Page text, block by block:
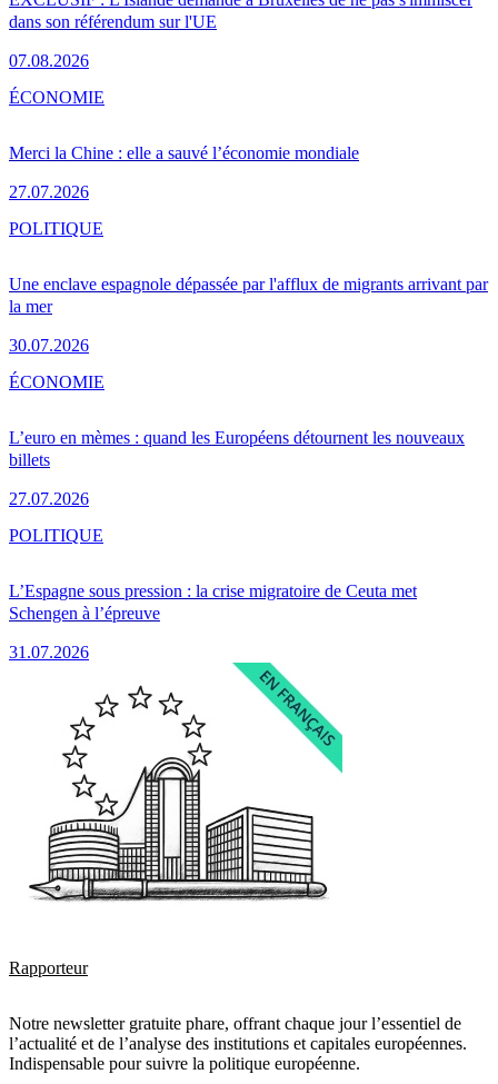
dans son référendum sur l'UE
07.08.2026
Merci la Chine : elle a sauvé l’économie mondiale
27.07.2026
ÉCONOMIE
Une enclave espagnole dépassée par l'afflux de migrants arrivant par
la mer
30.07.2026
POLITIQUE
L’euro en mèmes : quand les Européens détournent les nouveaux
billets
27.07.2026
ÉCONOMIE
L’Espagne sous pression : la crise migratoire de Ceuta met
Schengen à l’épreuve
31.07.2026
POLITIQUE
Rapporteur
Notre newsletter gratuite phare, offrant chaque jour l’essentiel de
l’actualité et de l’analyse des institutions et capitales européennes.
Indispensable pour suivre la politique européenne.